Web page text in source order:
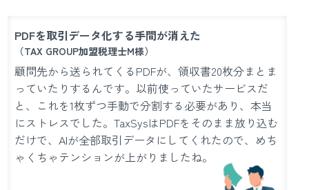
PDFを取引データ化する手間が消えた
（TAX GROUP加盟税理士M様）
顧問先から送られてくるPDFが、領収書20枚分まとま
っていたりするんです。以前使っていたサービスだ
と、これを1枚ずつ手動で分割する必要があり、本当
にストレスでした。TaxSysはPDFをそのまま放り込む
だけで、AIが全部取引データにしてくれたので、めち
ゃくちゃテンションが上がりましたね。